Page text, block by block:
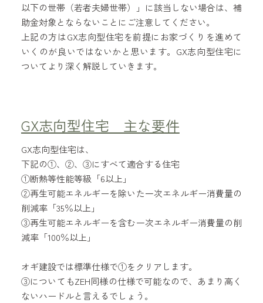
以下の世帯（若者夫婦世帯）」に該当しない場合は、補
助金対象とならないことにご注意してください。
上記の方はGX志向型住宅を前提にお家づくりを進めて
いくのが良いではないかと思います。GX志向型住宅に
ついてより深く解説していきます。
GX志向型住宅 主な要件
GX志向型住宅は、
下記の①、②、③にすべて適合する住宅
①断熱等性能等級「6以上」
②再生可能エネルギーを除いた一次エネルギー消費量の
削減率「35％以上」
③再生可能エネルギーを含む一次エネルギー消費量の削
減率「100％以上」
オギ建設では標準仕様で①をクリアします。
③についてもZEH同様の仕様で可能なので、あまり高く
ないハードルと言えるでしょう。